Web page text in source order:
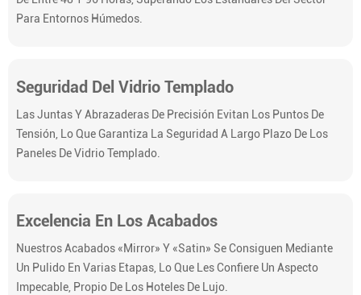
Para Entornos Húmedos.
Seguridad Del Vidrio Templado
Las Juntas Y Abrazaderas De Precisión Evitan Los Puntos De
Tensión, Lo Que Garantiza La Seguridad A Largo Plazo De Los
Paneles De Vidrio Templado.
Excelencia En Los Acabados
Nuestros Acabados «Mirror» Y «Satin» Se Consiguen Mediante
Un Pulido En Varias Etapas, Lo Que Les Confiere Un Aspecto
Impecable, Propio De Los Hoteles De Lujo.